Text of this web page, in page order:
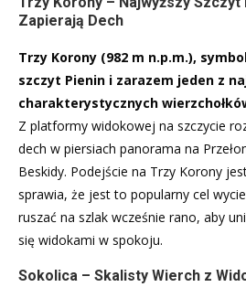
Zapierają Dech
Trzy Korony (982 m n.p.m.),
szczyt Pienin i zarazem jeden z
charakterystycznych
Z platformy widokowej na szczycie
dech w piersiach panorama na
Beskidy. Podejście na Trzy Korony
sprawia, że jest to popularny cel
ruszać na szlak wcześnie rano, aby
się widokami w spokoju.
Sokolica – Skalisty Wierch z